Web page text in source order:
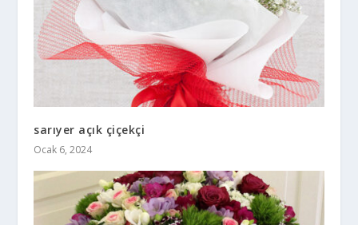
sarıyer açık çiçekçi
Ocak 6, 2024